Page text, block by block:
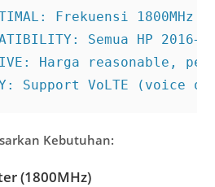
Frekuensi
Semua HP
Harga reasonable,
Support VoLTE (voice
Kebutuhan:
(1800MHz)